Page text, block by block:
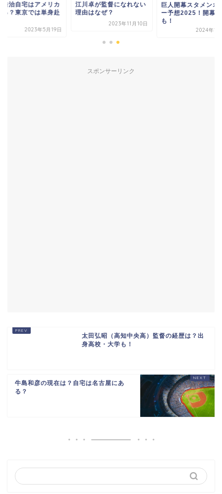
浩治自宅はアメリカ
る？東京では単身赴
2023年5月19日
江川卓が監督になれない
理由はなぜ？
2023年11月10日
巨人開幕スタメンオ
ー予想2025！開幕
も！
2024年12
スポンサーリンク
太田弘昭（高知中央高）監督の経歴は？出
身高校・大学も！
牛島和彦の現在は？自宅は名古屋にあ
る？